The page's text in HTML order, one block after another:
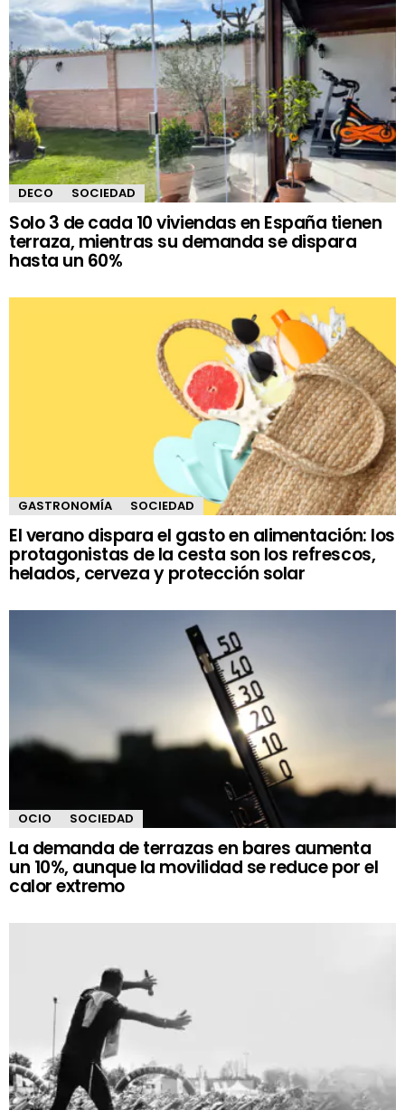
DECO SOCIEDAD
Solo 3 de cada 10 viviendas en España tienen
terraza, mientras su demanda se dispara
hasta un 60%
GASTRONOMÍA SOCIEDAD
El verano dispara el gasto en alimentación: los
protagonistas de la cesta son los refrescos,
helados, cerveza y protección solar
OCIO SOCIEDAD
La demanda de terrazas en bares aumenta
un 10%, aunque la movilidad se reduce por el
calor extremo